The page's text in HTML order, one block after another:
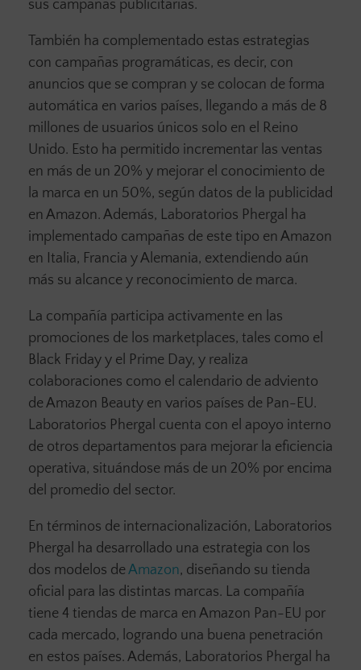
sus campañas publicitarias.
También ha complementado estas estrategias
con campañas programáticas, es decir, con
anuncios que se compran y se colocan de forma
automática en varios países, llegando a más de 8
millones de usuarios únicos solo en el Reino
Unido. Esto ha permitido incrementar las ventas
en más de un 20% y mejorar el conocimiento de
la marca en un 50%, según datos de la publicidad
en Amazon. Además, Laboratorios Phergal ha
implementado campañas de este tipo en Amazon
en Italia, Francia y Alemania, extendiendo aún
más su alcance y reconocimiento de marca.
La compañía participa activamente en las
promociones de los marketplaces, tales como el
Black Friday y el Prime Day, y realiza
colaboraciones como el calendario de adviento
de Amazon Beauty en varios países de Pan-EU.
Laboratorios Phergal cuenta con el apoyo interno
de otros departamentos para mejorar la eficiencia
operativa, situándose más de un 20% por encima
del promedio del sector.
En términos de internacionalización, Laboratorios
Phergal ha desarrollado una estrategia con los
dos modelos de Amazon, diseñando su tienda
oficial para las distintas marcas. La compañía
tiene 4 tiendas de marca en Amazon Pan-EU por
cada mercado, logrando una buena penetración
en estos países. Además, Laboratorios Phergal ha